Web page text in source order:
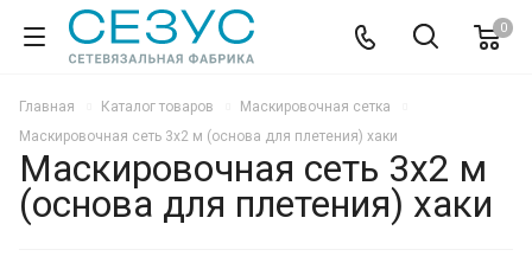
0
Главная Каталог товаров
Маскировочная сетка
Маскировочная сеть 3х2 м (основа для плетения) хаки
Маскировочная сеть 3х2 м
(основа для плетения) хаки